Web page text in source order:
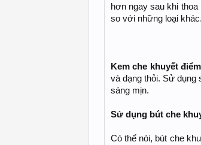
hơn ngay sau khi
so với những loại khác.
Kem che khuyết điểm
và dạng thỏi. Sử dụng
sáng mịn.
Sử dụng bút che
Có thể nói, bút che